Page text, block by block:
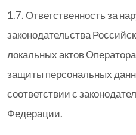
1.7. Ответственность за
законодательства
локальных актов
защиты персональных
соответствии с
Федерации.